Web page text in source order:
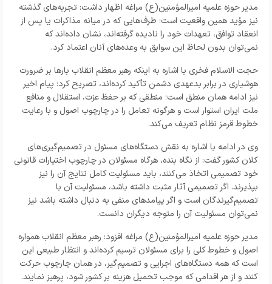
مدیر حوزه علمیه امیرالمؤمنین(ع) مراغه اظهار داشت: تجربه‌های گذشته
نیز مؤید همین واقعیت است؛ طرف‌هایی که در میانه مذاکرات یا پس از
انعقاد توافق، تعهدات خود را نادیده گرفته‌اند، نشان داده‌اند که
نمی‌توان بدون لحاظ این سوابق به وعده‌های آنان اعتماد کرد.
حجت الاسلام فخری با اشاره به اینکه رهبر معظم انقلاب بارها بر ضرورت
هوشیاری در برابر بدعهدی دشمن تأکید کرده‌اند، تصریح کرد: پیام اخیر
نیز ادامه همان منطق است؛ منطقی که بر حفظ عزت، استقلال و منافع
ملت ایران استوار است و هرگونه تعامل را در چارچوب اصول و با رعایت
خطوط قرمز نظام تعریف می‌کند.
وی در ادامه با اشاره به نقش دستگاه‌های مسئول در تصمیم‌گیری‌های
کلان کشور گفت: از نگاه بنده، هرگاه مسئولان در چارچوب اختیارات قانونی
خود تصمیمی اتخاذ می‌کنند، باید مسئولیت کامل نتایج آن را نیز
بپذیرند. اگر تصمیمی آثار مثبت داشته باشد، مسئولیت آن با
تصمیم‌گیرندگان است و اگر پیامدهای منفی به دنبال داشته باشد نیز
نمی‌توان مسئولیت آن را متوجه دیگران دانست.
مدیر حوزه علمیه امیرالمؤمنین(ع) مراغه افزود: رهبر معظم انقلاب همواره
اصول و خطوط کلی را برای مسئولان ترسیم کرده‌اند و انتظار طبیعی این
است که همه دستگاه‌های اجرایی و تصمیم‌گیر، در همان چارچوب حرکت
کنند و از هر اقدامی که موجب تحمیل هزینه بر کشور شود، پرهیز نمایند.